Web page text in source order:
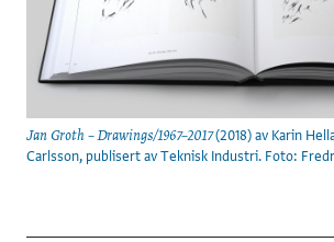
Jan Groth – Drawings/1967–2017(2018) av Karin
Carlsson, publisert av Teknisk Industri. Foto: